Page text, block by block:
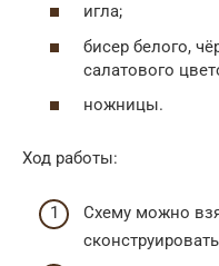
игла;
бисер белого,
салатового
ножницы.
Ход работы:
Схему можно